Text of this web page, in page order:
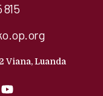
815
Viana, Luanda